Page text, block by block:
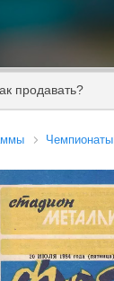
продавать?
Чемпионаты